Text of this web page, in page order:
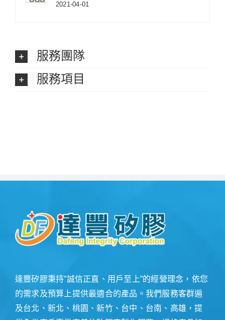
2021-04-01
服務團隊
服務項目
達豐矽膠秉持”誠信正直、用戶至上”的經營理念，依您
的需求及預算上提供最適合的產品。我們服務客群遍
及台北、新北、桃園、新竹、台中、台南、高雄，提